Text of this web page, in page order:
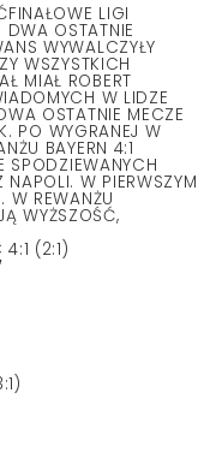
LIGI
DWA OSTATNIE
WYWALCZYŁY
WSZYSTKICH
MIAŁ ROBERT
W LIDZE
OSTATNIE MECZE
PO WYGRANEJ W
BAYERN 4:1
SPODZIEWANYCH
W PIERWSZYM
W REWANŻU
WYŻSZOŚĆ,
4:1 (2:1)